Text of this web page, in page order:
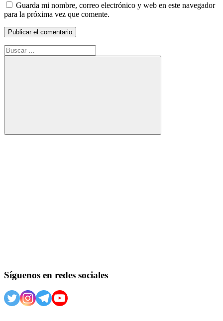
Guarda mi nombre, correo electrónico y web en este navegador
para la próxima vez que comente.
Buscar:
Buscar
Síguenos en redes sociales